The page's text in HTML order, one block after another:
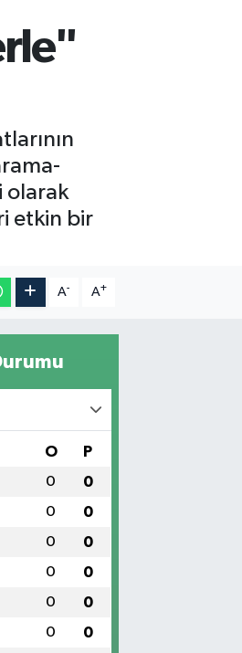
olarak
etkin bir
A- A+
O P
0 0
0 0
0 0
0 0
0 0
0 0